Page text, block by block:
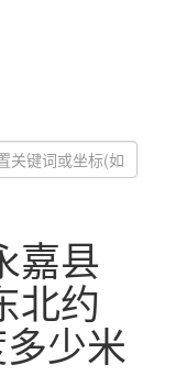
嘉县
北约
少米